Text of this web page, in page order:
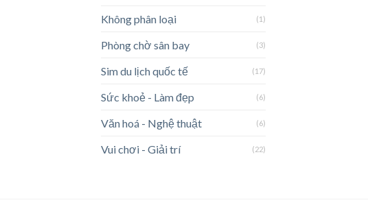
Không phân loại (1)
Phòng chờ sân bay (3)
Sim du lịch quốc tế (17)
Sức khoẻ - Làm đẹp (6)
Văn hoá - Nghệ thuật (6)
Vui chơi - Giải trí (22)